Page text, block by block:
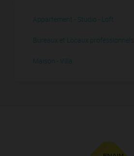
Appartement - Studio - Loft
Bureaux et Locaux professionnels
Maison - Villa